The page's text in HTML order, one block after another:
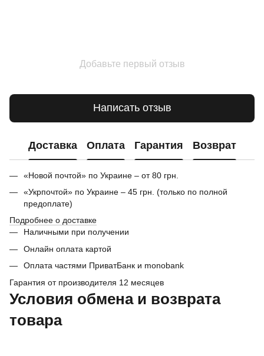
Добавьте первый отзыв
Написать отзыв
Доставка Оплата Гарантия Возврат
«Новой почтой» по Украине – от 80 грн.
«Укрпочтой» по Украине – 45 грн. (только по полной
предоплате)
Подробнее о доставке
Наличными при получении
Онлайн оплата картой
Оплата частями ПриватБанк и monobank
Гарантия от производителя 12 месяцев
Условия обмена и возврата
товара